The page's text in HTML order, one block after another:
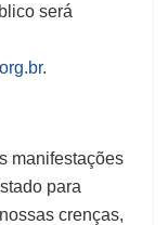
será
.
manifestações
para
crenças,